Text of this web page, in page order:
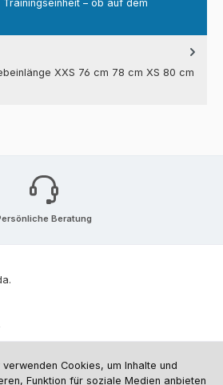
– ob auf dem
XXS 76 cm 78 cm XS 80 cm
Beratung
.
Cookies, um Inhalte und
Funktion für soziale Medien anbieten